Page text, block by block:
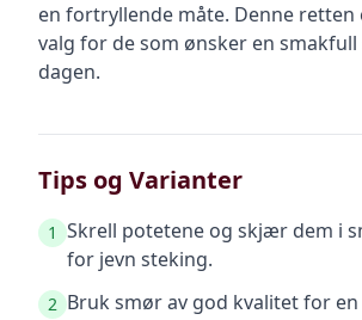
en fortryllende måte. Denne
valg for de som ønsker en
dagen.
Tips og Varianter
1 Skrell potetene og skjær dem i
for jevn steking.
2 Bruk smør av god kvalitet for